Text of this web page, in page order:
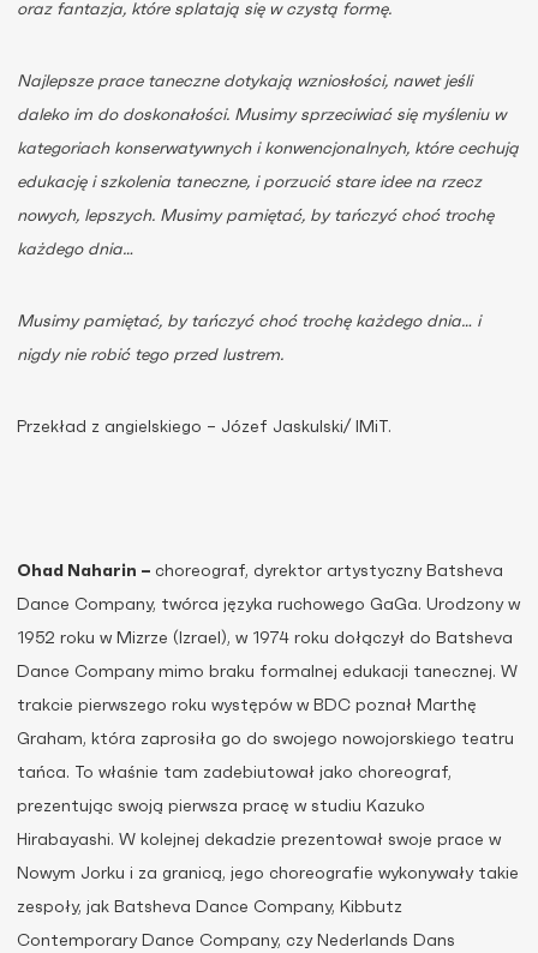
oraz fantazja, które splatają się w czystą formę.
Najlepsze prace taneczne dotykają wzniosłości, nawet jeśli
daleko im do doskonałości. Musimy sprzeciwiać się myśleniu w
kategoriach konserwatywnych i konwencjonalnych, które cechują
edukację i szkolenia taneczne, i porzucić stare idee na rzecz
nowych, lepszych. Musimy pamiętać, by tańczyć choć trochę
każdego dnia…
Musimy pamiętać, by tańczyć choć trochę każdego dnia… i
nigdy nie robić tego przed lustrem.
Przekład z angielskiego – Józef Jaskulski/ IMiT.
Ohad Naharin – choreograf, dyrektor artystyczny Batsheva
Dance Company, twórca języka ruchowego GaGa. Urodzony w
1952 roku w Mizrze (Izrael), w 1974 roku dołączył do Batsheva
Dance Company mimo braku formalnej edukacji tanecznej. W
trakcie pierwszego roku występów w BDC poznał Marthę
Graham, która zaprosiła go do swojego nowojorskiego teatru
tańca. To właśnie tam zadebiutował jako choreograf,
prezentując swoją pierwsza pracę w studiu Kazuko
Hirabayashi. W kolejnej dekadzie prezentował swoje prace w
Nowym Jorku i za granicą, jego choreografie wykonywały takie
zespoły, jak Batsheva Dance Company, Kibbutz
Contemporary Dance Company, czy Nederlands Dans